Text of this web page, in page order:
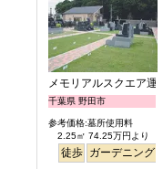
メモリアルスクエア運河
千葉県 野田市
参考価格:墓所使用料
2.25㎡ 74.25万円より
徒歩 ガーデニング